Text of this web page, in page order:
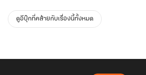
ดูอีบุ๊กที่คล้ายกับเรื่องนี้ทั้งหมด